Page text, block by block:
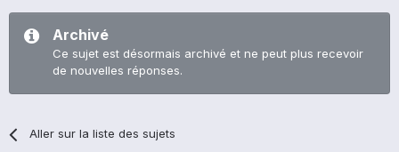
Archivé
Ce sujet est désormais archivé et ne peut plus recevoir
de nouvelles réponses.
Aller sur la liste des sujets